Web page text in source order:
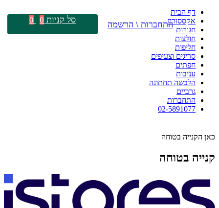
דף הבית
אקססוריז
חגורות
חולצות
חליפות
סריגים וצעיפים
חפתים
עניבות
הלבשה תחתונה
גרביים
התחברות
02-5891077
כאן הקנייה בטוחה
קנייה בטוחה
התחברות \ הרשמה סל קניות 0
0